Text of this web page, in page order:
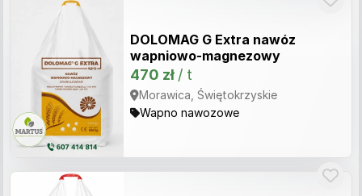
DOLOMAG G Extra nawóz
wapniowo-magnezowy
470 zł / t
Morawica, Świętokrzyskie
Wapno nawozowe